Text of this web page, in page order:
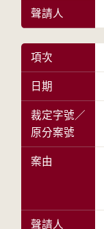
聲請人
項次
日期
裁定字號／
原分案號
案由
聲請人